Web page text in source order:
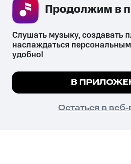
СКАЧАТЬ
психотропных веществ, их аналогов
их незаконный оборот запрещён и
законодательством ответственность.
© 2026 ООО «КИОН».
Все права защищены
Мы используем куки, чтобы на
Подробнее
ПОНЯТНО
Слушать музыку, создавать
наслаждаться
удобно!
В
Остаться в